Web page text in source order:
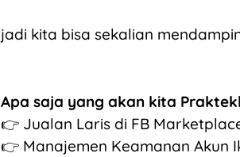
jadi kita bisa sekalian
Apa saja yang akan kita
👉 Jualan Laris di FB
👉 Manajemen Keamanan Akun